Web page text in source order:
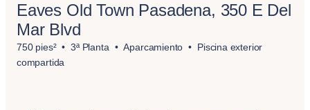
Eaves Old Town Pasadena, 350 E Del
Mar Blvd
750 pies² 3ª Planta Aparcamiento
Piscina exterior
compartida